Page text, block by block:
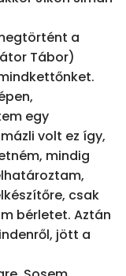
a
Tábor)
egy
volt ez így,
mindig
csak
bérletet. Aztán
jött a